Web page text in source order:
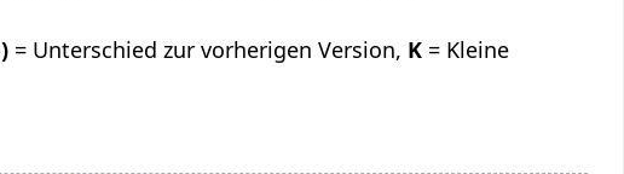
= Unterschied zur vorherigen Version, K = Kleine